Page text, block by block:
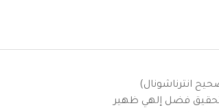
انترناشونال)
– تحقيق فضل إلهي ظهير